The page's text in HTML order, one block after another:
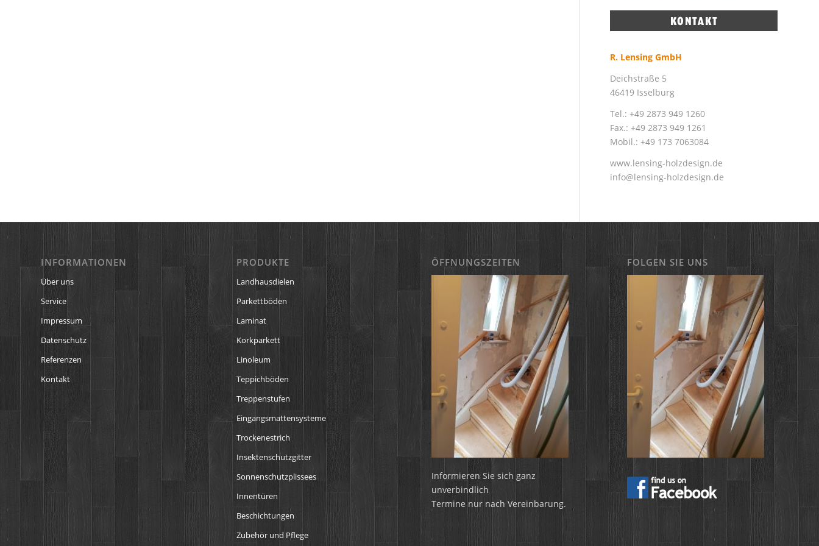
R. Lensing GmbH
Deichstraße 5
46419 Isselburg
Tel.: +49 2873 949 1260
Fax.: +49 2873 949 1261
Mobil.: +49 173 7063084
www.lensing-holzdesign.de
info@lensing-holzdesign.de
INFORMATIONEN
Über uns
Service
Impressum
Datenschutz
Referenzen
Kontakt
PRODUKTE
Landhausdielen
Parkettböden
Laminat
Korkparkett
Linoleum
Teppichböden
Treppenstufen
Eingangsmattensysteme
Trockenestrich
Insektenschutzgitter
Sonnenschutzplissees
Innentüren
Beschichtungen
Zubehör und Pflege
ÖFFNUNGSZEITEN
Informieren Sie sich ganz
unverbindlich
Termine nur nach Vereinbarung.
FOLGEN SIE UNS